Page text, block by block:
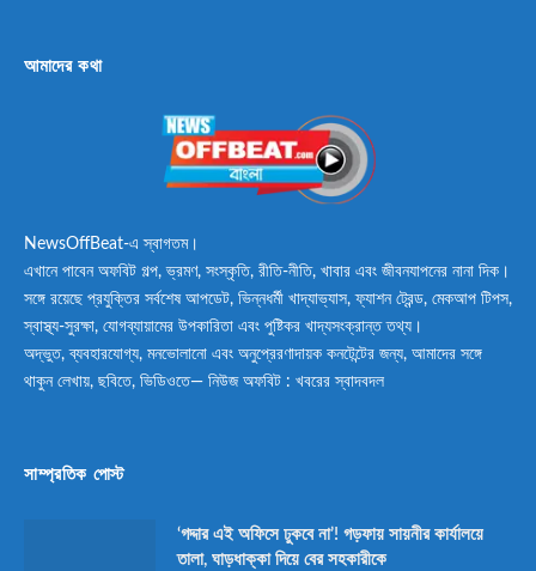
আমাদের কথা
NewsOffBeat-এ স্বাগতম।
এখানে পাবেন অফবিট গল্প, ভ্রমণ, সংস্কৃতি, রীতি-নীতি, খাবার এবং জীবনযাপনের নানা দিক।
সঙ্গে রয়েছে প্রযুক্তির সর্বশেষ আপডেট, ভিন্নধর্মী খাদ্যাভ্যাস, ফ্যাশন ট্রেন্ড, মেকআপ টিপস,
স্বাস্থ্য-সুরক্ষা, যোগব্যায়ামের উপকারিতা এবং পুষ্টিকর খাদ্যসংক্রান্ত তথ্য।
অদ্ভুত, ব্যবহারযোগ্য, মনভোলানো এবং অনুপ্রেরণাদায়ক কনটেন্টের জন্য, আমাদের সঙ্গে
থাকুন লেখায়, ছবিতে, ভিডিওতে— নিউজ অফবিট : খবরের স্বাদবদল
সাম্প্রতিক পোস্ট
‘গদ্দার এই অফিসে ঢুকবে না’! গড়ফায় সায়নীর কার্যালয়ে
তালা, ঘাড়ধাক্কা দিয়ে বের সহকারীকে